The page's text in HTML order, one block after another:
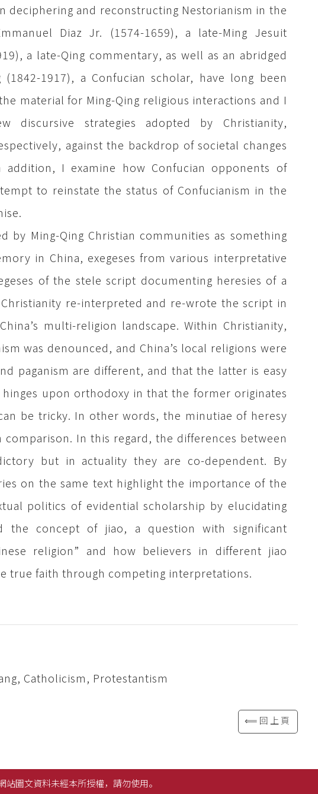
deciphering and reconstructing Nestorianism in the
Diaz Jr. (1574-1659), a late-Ming Jesuit
a late-Qing commentary, as well as an abridged
(1842-1917), a Confucian scholar, have long been
material for Ming-Qing religious interactions and I
discursive strategies adopted by Christianity,
against the backdrop of societal changes
I examine how Confucian opponents of
to reinstate the status of Confucianism in the
by Ming-Qing Christian communities as something
in China, exegeses from various interpretative
of the stele script documenting heresies of a
re-interpreted and re-wrote the script in
multi-religion landscape. Within Christianity,
was denounced, and China’s local religions were
paganism are different, and that the latter is easy
upon orthodoxy in that the former originates
be tricky. In other words, the minutiae of heresy
In this regard, the differences between
but in actuality they are co-dependent. By
on the same text highlight the importance of the
politics of evidential scholarship by elucidating
the concept of jiao, a question with significant
religion” and how believers in different jiao
true faith through competing interpretations.
Catholicism, Protestantism
⟸回上頁
站圖文資料未經本所授權，請勿使用。